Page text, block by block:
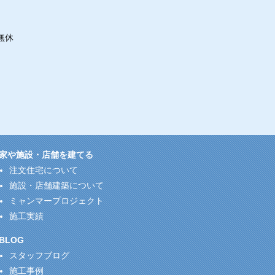
休
や施設・店舗を建てる
注文住宅について
施設・店舗建築について
ミャンマープロジェクト
施工実績
スタッフブログ
施工事例